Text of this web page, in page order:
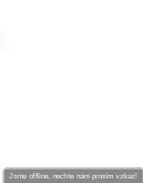
Jsme offline, nechte nám prosím vzkaz!